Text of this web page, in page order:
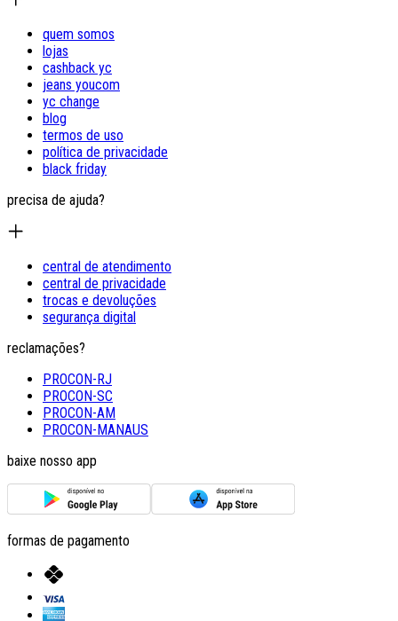
quem somos
lojas
cashback yc
jeans youcom
yc change
blog
termos de uso
política de privacidade
black friday
precisa de ajuda?
central de atendimento
central de privacidade
trocas e devoluções
segurança digital
reclamações?
PROCON-RJ
PROCON-SC
PROCON-AM
PROCON-MANAUS
baixe nosso app
formas de pagamento